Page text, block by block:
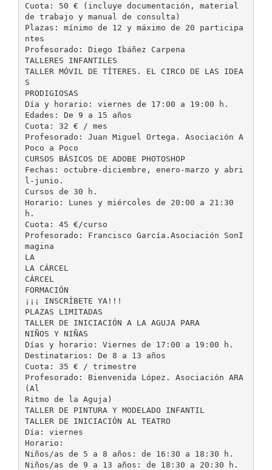
Cuota: 50 € (incluye documentación, material
de trabajo y manual de consulta)
Plazas: mínimo de 12 y máximo de 20 participa
ntes
Profesorado: Diego Ibáñez Carpena
TALLERES INFANTILES
TALLER MÓVIL DE TÍTERES. EL CIRCO DE LAS IDEA
S
PRODIGIOSAS
Día y horario: viernes de 17:00 a 19:00 h.
Edades: De 9 a 15 años
Cuota: 32 € / mes
Profesorado: Juan Miguel Ortega. Asociación A
Poco a Poco
CURSOS BÁSICOS DE ADOBE PHOTOSHOP
Fechas: octubre-diciembre, enero-marzo y abri
l-junio.
Cursos de 30 h.
Horario: Lunes y miércoles de 20:00 a 21:30
h.
Cuota: 45 €/curso
Profesorado: Francisco García.Asociación SonI
magina
LA
LA CÁRCEL
CÁRCEL
FORMACIÓN
¡¡¡ INSCRÍBETE YA!!!
PLAZAS LIMITADAS
TALLER DE INICIACIÓN A LA AGUJA PARA
NIÑOS Y NIÑAS
Días y horario: Viernes de 17:00 a 19:00 h.
Destinatarios: De 8 a 13 años
Cuota: 35 € / trimestre
Profesorado: Bienvenida López. Asociación ARA
(Al
Ritmo de la Aguja)
TALLER DE PINTURA Y MODELADO INFANTIL
TALLER DE INICIACIÓN AL TEATRO
Día: viernes
Horario:
Niños/as de 5 a 8 años: de 16:30 a 18:30 h.
Niños/as de 9 a 13 años: de 18:30 a 20:30 h.